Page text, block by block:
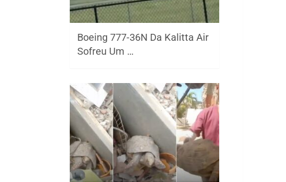
Boeing 777-36N Da Kalitta Air
Sofreu Um …